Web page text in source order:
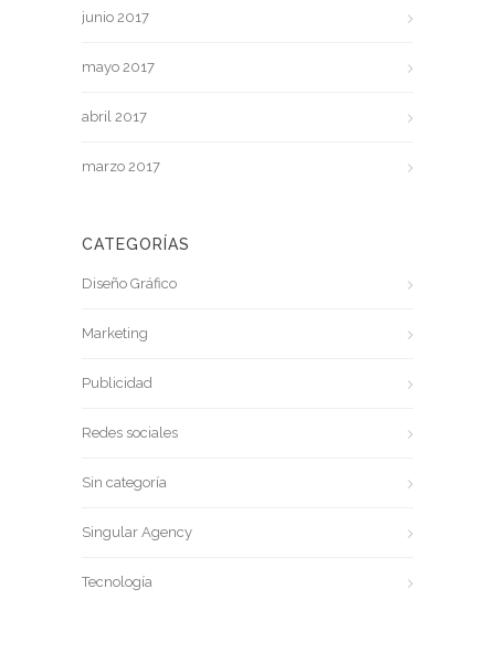
junio 2017
mayo 2017
abril 2017
marzo 2017
CATEGORÍAS
Diseño Gráfico
Marketing
Publicidad
Redes sociales
Sin categoría
Singular Agency
Tecnología